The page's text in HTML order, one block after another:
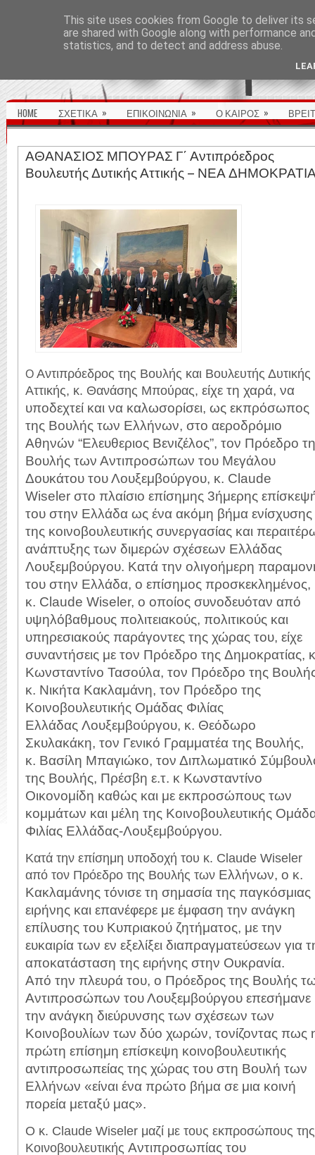
HOME ΣΧΕΤΙΚΑ » ΕΠΙΚΟΙΝΩΝΙΑ » Ο ΚΑΙΡΟΣ »
ΑΘΑΝΑΣΙΟΣ ΜΠΟΥΡΑΣ Γ΄ Αντιπρόεδρος
Βουλευτής Δυτικής Αττικής – ΝΕΑ
Ο Αντιπρόεδρος της Βουλής και Βουλευτής Δυτικής
Αττικής, κ. Θανάσης Μπούρας, είχε τη χαρά, να
υποδεχτεί και να καλωσορίσει, ως εκπρόσωπος
της Βουλής των Ελλήνων, στο αεροδρόμιο
Αθηνών “Ελευθεριος Βενιζέλος”, τον Πρόεδρο
Βουλής των Αντιπροσώπων του Μεγάλου
Δουκάτου του Λουξεμβούργου, κ. Claude
Wiseler στο πλαίσιο επίσημης 3ήμερης
του στην Ελλάδα ως ένα ακόμη βήμα ενίσχυσης
της κοινοβουλευτικής συνεργασίας και
ανάπτυξης των διμερών σχέσεων Ελλάδας
Λουξεμβούργου. Κατά την ολιγοήμερη
του στην Ελλάδα, ο επίσημος προσκεκλημένος,
κ. Claude Wiseler, ο οποίος συνοδευόταν από
υψηλόβαθμους πολιτειακούς, πολιτικούς και
υπηρεσιακούς παράγοντες της χώρας του, είχε
συναντήσεις με τον Πρόεδρο της Δημοκρατίας,
Κωνσταντίνο Τασούλα, τον Πρόεδρο της
κ. Νικήτα Κακλαμάνη, τον Πρόεδρο της
Κοινοβουλευτικής Ομάδας Φιλίας
Ελλάδας Λουξεμβούργου, κ. Θεόδωρο
Σκυλακάκη, τον Γενικό Γραμματέα της Βουλής,
κ. Βασίλη Μπαγιώκο, τον Διπλωματικό
της Βουλής, Πρέσβη ε.τ. κ Κωνσταντίνο
Οικονομίδη καθώς και με εκπροσώπους των
κομμάτων και μέλη της Κοινοβουλευτικής
Φιλίας Ελλάδας-Λουξεμβούργου.
Κατά την επίσημη υποδοχή του κ. Claude Wiseler
από τον Πρόεδρο της Βουλής των Ελλήνων, ο κ.
Κακλαμάνης τόνισε τη σημασία της παγκόσμιας
ειρήνης και επανέφερε με έμφαση την ανάγκη
επίλυσης του Κυπριακού ζητήματος, με την
ευκαιρία των εν εξελίξει διαπραγματεύσεων για
αποκατάσταση της ειρήνης στην Ουκρανία.
Από την πλευρά του, ο Πρόεδρος της Βουλής
Αντιπροσώπων του Λουξεμβούργου επεσήμανε
την ανάγκη διεύρυνσης των σχέσεων των
Κοινοβουλίων των δύο χωρών, τονίζοντας πως
πρώτη επίσημη επίσκεψη κοινοβουλευτικής
αντιπροσωπείας της χώρας του στη Βουλή των
Ελλήνων «είναι ένα πρώτο βήμα σε μια κοινή
πορεία μεταξύ μας».
Ο κ. Claude Wiseler μαζί με τους εκπροσώπους της
Κοινοβουλευτικής Αντιπροσωπίας του
This site uses cookies from Google to deliver its
are shared with Google along with performance
statistics, and to detect and address abuse.